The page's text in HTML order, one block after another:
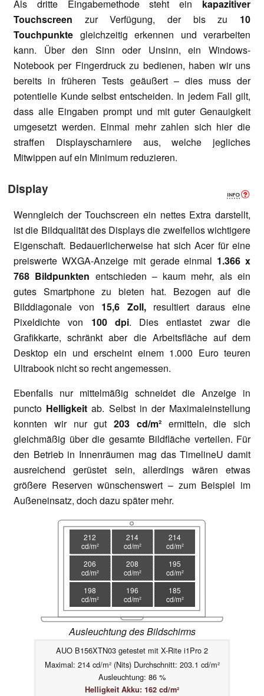
Als dritte Eingabemethode steht ein kapazitiver
Touchscreen zur Verfügung, der bis zu 10
Touchpunkte gleichzeitig erkennen und verarbeiten
kann. Über den Sinn oder Unsinn, ein Windows-
Notebook per Fingerdruck zu bedienen, haben wir uns
bereits in früheren Tests geäußert – dies muss der
potentielle Kunde selbst entscheiden. In jedem Fall gilt,
dass alle Eingaben prompt und mit guter Genauigkeit
umgesetzt werden. Einmal mehr zahlen sich hier die
straffen Displayscharniere aus, welche jegliches
Mitwippen auf ein Minimum reduzieren.
Display
Wenngleich der Touchscreen ein nettes Extra darstellt,
ist die Bildqualität des Displays die zweifellos wichtigere
Eigenschaft. Bedauerlicherweise hat sich Acer für eine
preiswerte WXGA-Anzeige mit gerade einmal 1.366 x
768 Bildpunkten entschieden – kaum mehr, als ein
gutes Smartphone zu bieten hat. Bezogen auf die
Bilddiagonale von 15,6 Zoll,resultiert daraus eine
Pixeldichte von 100 dpi. Dies entlastet zwar die
Grafikkarte, schränkt aber die Arbeitsfläche auf dem
Desktop ein und erscheint einem 1.000 Euro teuren
Ultrabook nicht so recht angemessen.
Ebenfalls nur mittelmäßig schneidet die Anzeige in
puncto Helligkeitab. Selbst in der Maximaleinstellung
konnten wir nur gut 203 cd/m²ermitteln, die sich
gleichmäßig über die gesamte Bildfläche verteilen. Für
den Betrieb in Innenräumen mag das TimelineU damit
ausreichend gerüstet sein, allerdings wären etwas
größere Reserven wünschenswert – zum Beispiel im
Außeneinsatz, doch dazu später mehr.
212
cd/m²
214
cd/m²
214
cd/m²
206
cd/m²
208
cd/m²
195
cd/m²
198
cd/m²
196
cd/m²
185
cd/m²
Ausleuchtung des Bildschirms
AUO B156XTN03 getestet mit X-Rite i1Pro 2
Maximal: 214 cd/m² (Nits) Durchschnitt: 203.1 cd/m²
Ausleuchtung: 86 %
Helligkeit Akku: 162 cd/m²